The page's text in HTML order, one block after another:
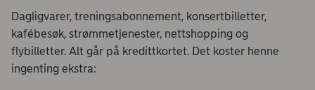
Dagligvarer, treningsabonnement, konsertbilletter,
kafébesøk, strømmetjenester, nettshopping og
flybilletter. Alt går på kredittkortet. Det koster henne
ingenting ekstra: